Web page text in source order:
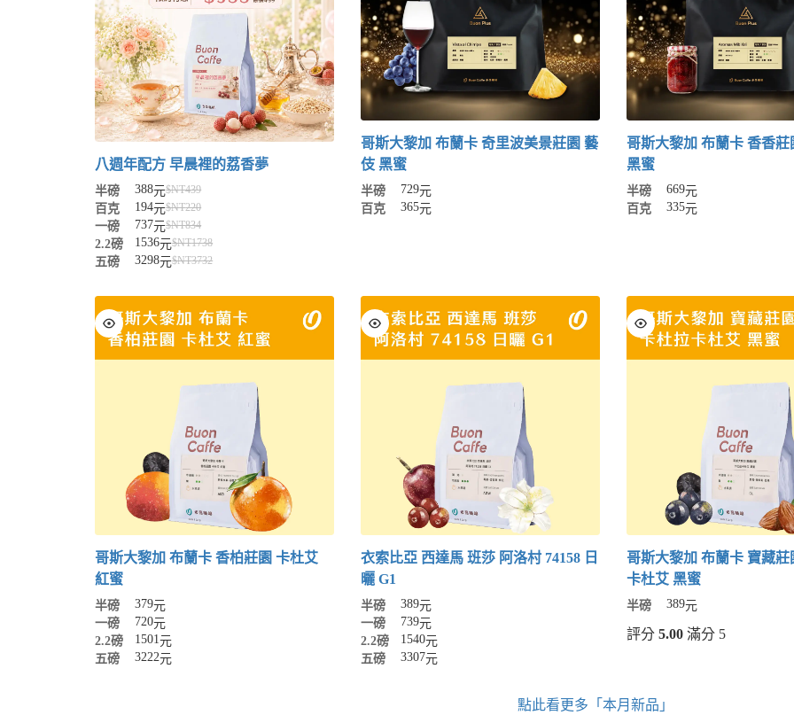
八週年配方 早晨裡的荔香夢
半磅 388元$NT439
百克 194元$NT220
一磅 737元$NT834
2.2磅 1536元$NT1738
五磅 3298元$NT3732
哥斯大黎加 布蘭卡 奇里波美景莊園 藝
伎 黑蜜
半磅 729元
百克
365元
哥斯大黎加 布蘭卡 香香
黑蜜
半磅 669元
百克
335元
哥斯大黎加 布蘭卡 香柏莊園 卡杜艾
紅蜜
半磅 379元
一磅
720元
2.2磅
1501元
五磅
3222元
衣索比亞 西達馬 班莎 阿洛村 74158 日
曬 G1
半磅 389元
一磅
739元
2.2磅
1540元
五磅
3307元
哥斯大黎加 布蘭卡 寶藏莊
卡杜艾 黑蜜
半磅 389元
評分 5.00滿分 5
點此看更多「本月新品」